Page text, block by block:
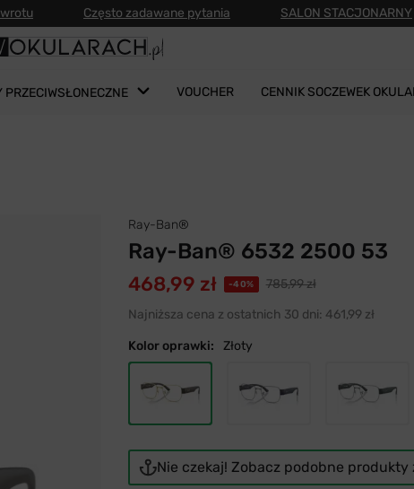
Często zadawane pytania SALON STACJONARNY
PRZECIWSŁONECZNE VOUCHER CENNIK SOCZEWEK
Ray-Ban®
Ray-Ban® 6532 2500 53
468,99 zł -40%
785,99 zł
Najniższa cena z ostatnich 30 dni: 461,99 zł
Kolor oprawki: Złoty
Nie czekaj! Zobacz podobne produkty